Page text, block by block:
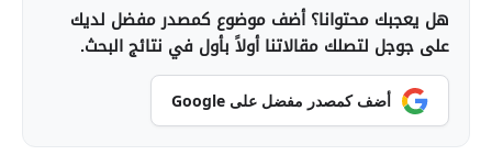
هل يعجبك محتوانا؟ أضف موضوع كمصدر مفضل لديك
على جوجل لتصلك مقالاتنا أولاً بأول في نتائج البحث.
أضف كمصدر مفضل على Google